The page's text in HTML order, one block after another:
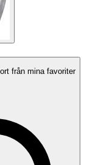
från mina favoriter